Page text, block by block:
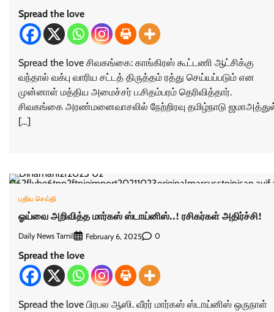
Spread the love
Spread the love சிவகங்கை: காங்கிரஸ் கூட்டணி ஆட்சிக்கு
வந்தால் வக்பு வாரிய சட்டத் திருத்தம் ரத்து செய்யப்படும் என
முன்னாள் மத்திய அமைச்சர் ப.சிதம்பரம் தெரிவித்தார்.
சிவகங்கை அரண்மனைவாசலில் நேற்றிரவு தமிழ்நாடு
[…]
புதிய செய்தி
ஓய்வை அறிவித்த மார்கஸ் ஸ்டாய்னிஸ்..! ரசிகர்கள் அதிர்ச்சி!
Daily News Tamil February 6, 2025 0
Spread the love
Spread the love பிரபல ஆஸி. வீரர் மார்கஸ் ஸ்டாய்னிஸ் ஒருநாள்